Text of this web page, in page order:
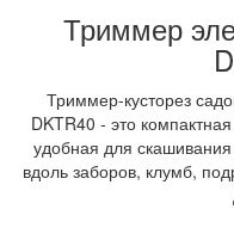
Триммер
Триммер-кусторез
DKTR40 - это
удобная для
вдоль заборов, клумб,